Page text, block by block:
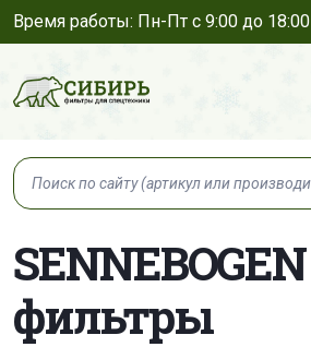
Время работы: Пн-Пт с 9:00 до 18:00
SENNEBOGEN
фильтры